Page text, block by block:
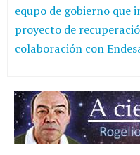
equpo de gobierno que
proyecto de
colaboración con